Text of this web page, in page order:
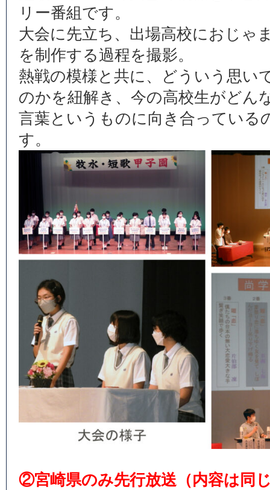
リー番組です。
大会に先立ち、出場高校におじゃ
を制作する過程を撮影。
熱戦の模様と共に、どういう思い
のかを紐解き、今の高校生がどん
言葉というものに向き合っている
す。
②宮崎県のみ先行放送（内容は同